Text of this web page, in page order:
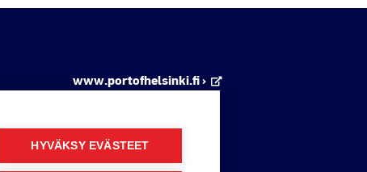
www.portofhelsinki.fi ›
HYVÄKSY EVÄSTEET